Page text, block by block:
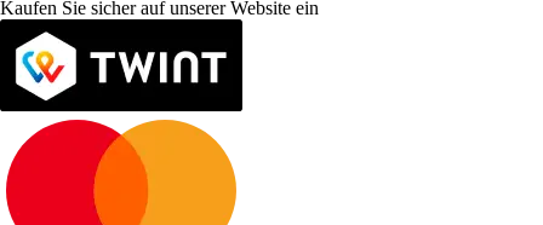
Kaufen Sie sicher auf unserer Website ein